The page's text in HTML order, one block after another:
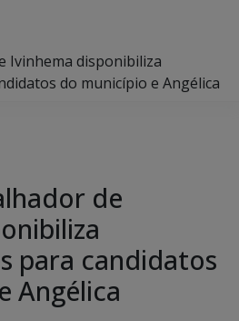
Ivinhema disponibiliza
do município e Angélica
de
para candidatos
Angélica